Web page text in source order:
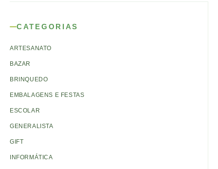
CATEGORIAS
ARTESANATO
BAZAR
BRINQUEDO
EMBALAGENS E FESTAS
ESCOLAR
GENERALISTA
GIFT
INFORMÁTICA